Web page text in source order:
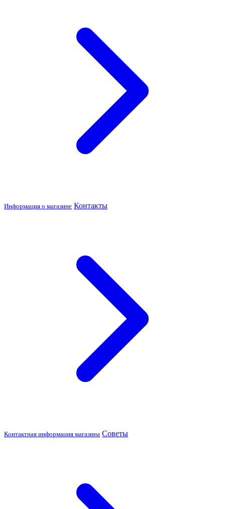
Информация о магазине Контакты
Контактная информация магазина Советы